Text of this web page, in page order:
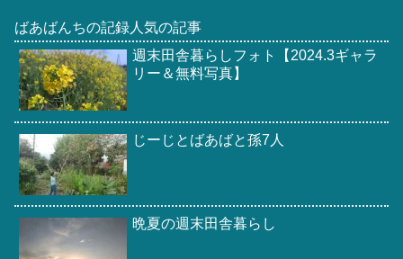
ばあばんちの記録人気の記事
週末田舎暮らしフォト【2024.3ギャラ
リー＆無料写真】
じーじとばあばと孫7人
晩夏の週末田舎暮らし